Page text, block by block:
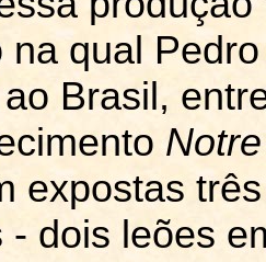
na qual
Brasil,
Notre
expostas
- dois leões